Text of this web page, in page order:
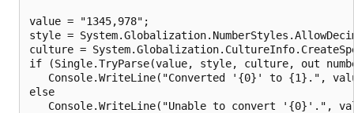
value = "1345,978";
style =
culture =
if (Single.TryParse(value, style, culture, out
Console.WriteLine("Converted '{0}' to {1}.",
else
Console.WriteLine("Unable to convert '{0}'.",